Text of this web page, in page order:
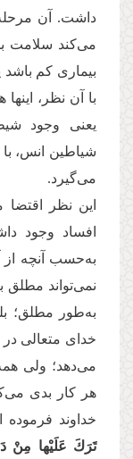
داشت. آن
می‌كند سلامت
بیماری كم
با آن نظر،
یعنی وجود
شیاطین انس،
می‌گیرد.
این نظر
افساد وجود
به‌حسب آنچه از
نمی‌تواند مطلق
به‌طور مطلق؛
خدای متعالی در
می‌دهد؛ ولی
هر كار بدی
خداوند
تَرَكَ عَلَیْها مِنْ